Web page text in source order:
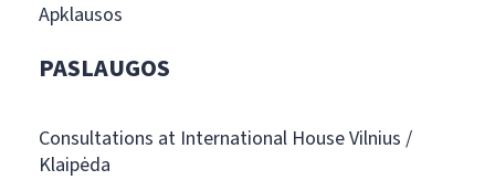
Apklausos
PASLAUGOS
Consultations at International House Vilnius /
Klaipėda